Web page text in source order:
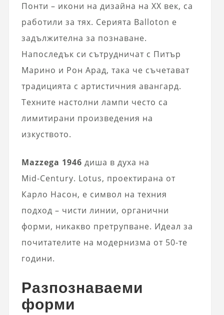
Понти – икони на дизайна на XX век, са
работили за тях. Серията Balloton е
задължителна за познаване.
Напоследък си сътрудничат с Питър
Марино и Рон Арад, така че съчетават
традицията с артистичния авангард.
Техните настолни лампи често са
лимитирани произведения на
изкуството.
Mazzega 1946 диша в духа на
Mid‑Century. Lotus, проектирана от
Карло Насон, е символ на техния
подход – чисти линии, органични
форми, никакво претрупване. Идеал за
почитателите на модернизма от 50-те
години.
Разпознаваеми
форми